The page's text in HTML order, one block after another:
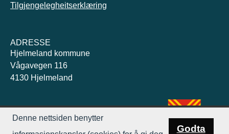
Tilgjengelegheitserklæring
ADRESSE
Hjelmeland kommune
Vågavegen 116
4130 Hjelmeland
Denne nettsiden benytter
Godta